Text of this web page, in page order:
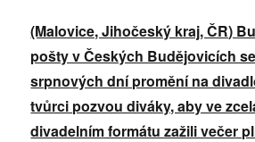
(Malovice, Jihočeský kraj, ČR)
pošty v Českých Budějovicích
srpnových dní promění na
tvůrci pozvou diváky, aby ve
divadelním formátu zažili večer